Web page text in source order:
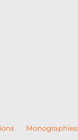
Monographies